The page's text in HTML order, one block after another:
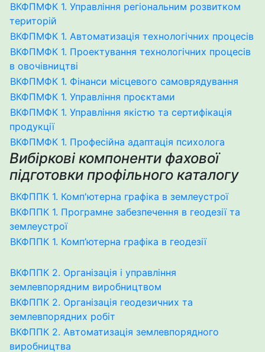
ВКФПМФК 1. Управління регіональним розвитком
територій
ВКФПМФК 1. Автоматизація технологічних процесів
ВКФПМФК 1. Проектування технологічних процесів
в овочівництві
ВКФПМФК 1. Фінанси місцевого самоврядування
ВКФПМФК 1. Управління проєктами
ВКФПМФК 1. Управління якістю та сертифікація
продукції
ВКФПМФК 1. Професійна адаптація психолога
Вибіркові компоненти фахової
підготовки профільного каталогу
ВКФППК 1. Комп'ютерна графіка в землеустрої
ВКФППК 1. Програмне забезпечення в геодезії та
землеустрої
ВКФППК 1. Комп’ютерна графіка в геодезії
ВКФППК 2. Організація і управління
землевпорядним виробництвом
ВКФППК 2. Організація геодезичних та
землевпорядних робіт
ВКФППК 2. Автоматизація землевпорядного
виробництва